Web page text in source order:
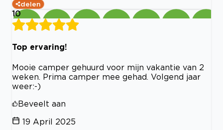
delen
10
Top ervaring!
Mooie camper gehuurd voor mijn vakantie van 2
weken. Prima camper mee gehad. Volgend jaar
weer:-)
Beveelt aan
19 April 2025